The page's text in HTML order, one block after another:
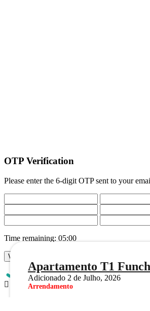
Moradia Independente
Adicionado 18 de Junho, 2026
Apartamento T1
Adicionado 2 de Julho, 2026
Arrendamento
OTP Verification
Please enter the 6-digit OTP sent to your
Time remaining: 05:00
Verify OTP